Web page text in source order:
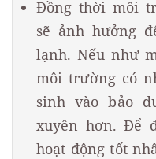
Đồng thời môi
sẽ ảnh hưởng
lạnh. Nếu như
môi trường có
sinh vào bảo
xuyên hơn. Để
hoạt động tốt